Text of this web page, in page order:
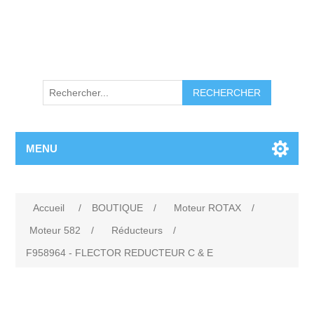
RECHERCHER
MENU
Accueil / BOUTIQUE / Moteur ROTAX
/
Moteur 582
/ Réducteurs
/
F958964 - FLECTOR REDUCTEUR C & E